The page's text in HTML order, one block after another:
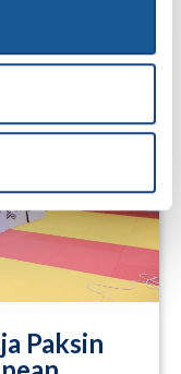
Paksin